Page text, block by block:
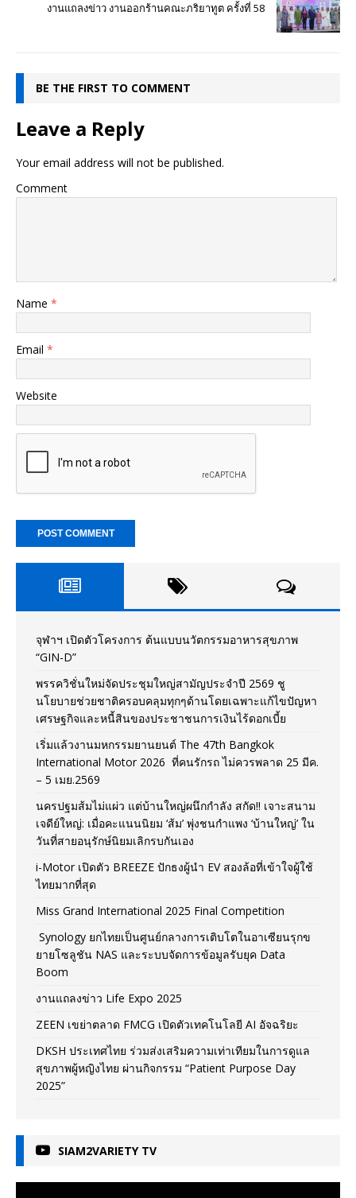
งานแถลงข่าว งานออกร้านคณะภริยาทูต ครั้งที่ 58
BE THE FIRST TO COMMENT
Leave a Reply
Your email address will not be published.
Comment
Name *
Email *
Website
จุฬาฯ เปิดตัวโครงการ ต้นแบบนวัตกรรมอาหารสุขภาพ
“GIN-D”
พรรควิชั่นใหม่จัดประชุมใหญ่สามัญประจำปี 2569 ชู
นโยบายช่วยชาติครอบคลุมทุกๆด้านโดยเฉพาะแก้ไขปัญหา
เศรษฐกิจและหนี้สินของประชาชนการเงินไร้ดอกเบี้ย
เริ่มแล้วงานมหกรรมยานยนต์ The 47th Bangkok
International Motor 2026 ที่คนรักรถ ไม่ควรพลาด 25 มีค.
– 5 เมย.2569
นครปฐมส้มไม่แผ่ว แต่บ้านใหญ่ผนึกกำลัง สกัด!! เจาะสนาม
เจดีย์ใหญ่: เมื่อคะแนนนิยม ‘ส้ม’ พุ่งชนกำแพง ‘บ้านใหญ่’ ใน
วันที่สายอนุรักษ์นิยมเลิกรบกันเอง
i-Motor เปิดตัว BREEZE ปักธงผู้นำ EV สองล้อที่เข้าใจผู้ใช้
ไทยมากที่สุด
Miss Grand International 2025 Final Competition
Synology ยกไทยเป็นศูนย์กลางการเติบโตในอาเซียนรุกข
ยายโซลูชัน NAS และระบบจัดการข้อมูลรับยุค Data
Boom
งานแถลงข่าว Life Expo 2025
ZEEN เขย่าตลาด FMCG เปิดตัวเทคโนโลยี AI อัจฉริยะ
DKSH ประเทศไทย ร่วมส่งเสริมความเท่าเทียมในการดูแล
สุขภาพผู้หญิงไทย ผ่านกิจกรรม “Patient Purpose Day
2025”
SIAM2VARIETY TV